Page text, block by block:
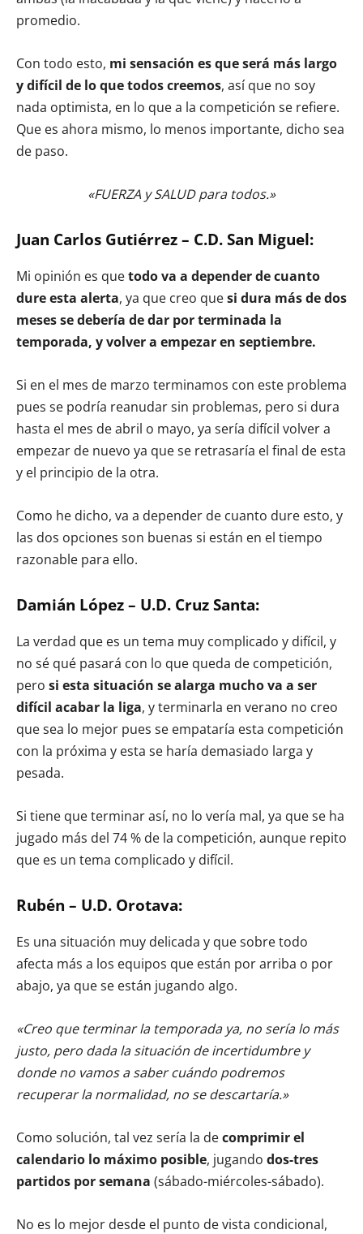
promedio.
Con todo esto, mi sensación es que será más largo
y difícil de lo que todos creemos, así que no soy
nada optimista, en lo que a la competición se refiere.
Que es ahora mismo, lo menos importante, dicho sea
de paso.
«FUERZA y SALUD para todos.»
Juan Carlos Gutiérrez – C.D. San Miguel:
Mi opinión es quetodo va a depender de cuanto
dure esta alerta, ya que creo quesi dura más de dos
meses se debería de dar por terminada la
temporada, y volver a empezar en septiembre.
Si en el mes de marzo terminamos con este problema
pues se podría reanudar sin problemas, pero si dura
hasta el mes de abril o mayo, ya sería difícil volver a
empezar de nuevo ya que se retrasaría el final de esta
y el principio de la otra.
Como he dicho, va a depender de cuanto dure esto, y
las dos opciones son buenas si están en el tiempo
razonable para ello.
Damián López – U.D. Cruz Santa:
La verdad que es un tema muy complicado y difícil, y
no sé qué pasará con lo que queda de competición,
pero si esta situación se alarga mucho va a ser
difícil acabar la liga, y terminarla en verano no creo
que sea lo mejor pues se empataría esta competición
con la próxima y esta se haría demasiado larga y
pesada.
Si tiene que terminar así, no lo vería mal, ya que se ha
jugado más del 74 % de la competición, aunque repito
que es un tema complicado y difícil.
Rubén – U.D. Orotava:
Es una situación muy delicada y que sobre todo
afecta más a los equipos que están por arriba o por
abajo, ya que se están jugando algo.
«Creo que terminar la temporada ya, no sería lo más
justo, pero dada la situación de incertidumbre y
donde no vamos a saber cuándo podremos
recuperar la normalidad, no se descartaría.»
Como solución, tal vez sería la decomprimir el
calendario lo máximo posible, jugando dos-tres
partidos por semana (sábado-miércoles-sábado).
No es lo mejor desde el punto de vista condicional,